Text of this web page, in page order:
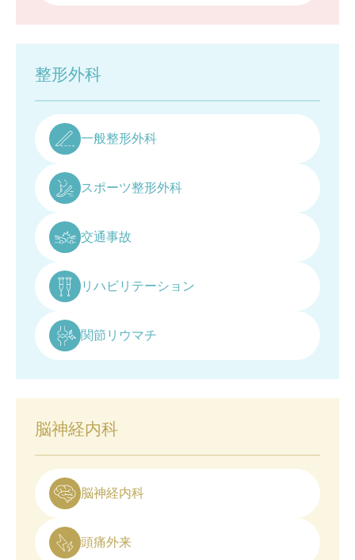
整形外科
一般整形外科
スポーツ整形外科
交通事故
リハビリテーション
関節リウマチ
脳神経内科
脳神経内科
頭痛外来